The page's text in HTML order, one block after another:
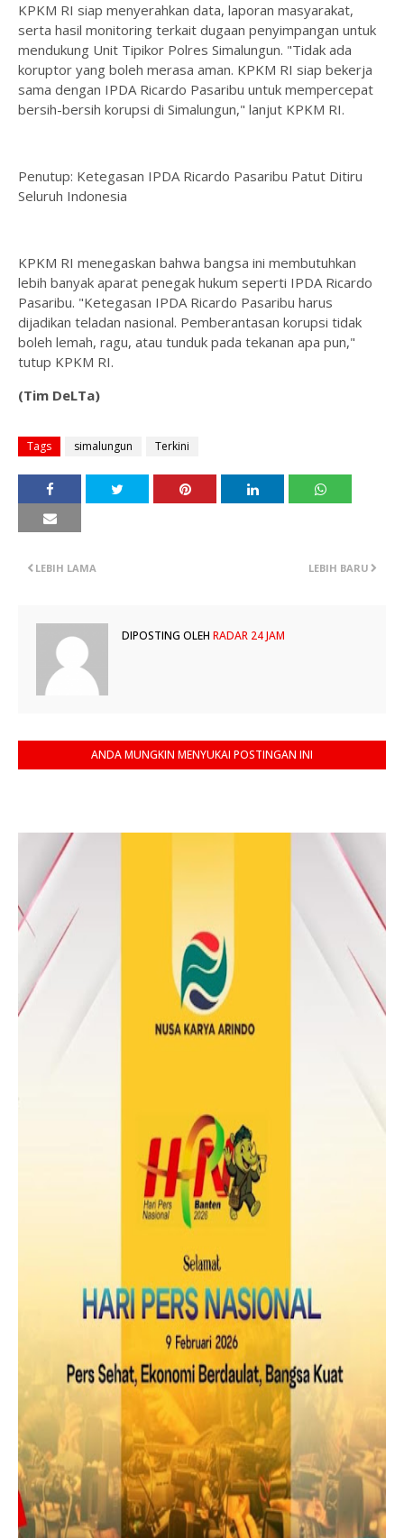
KPKM RI siap menyerahkan data, laporan masyarakat,
serta hasil monitoring terkait dugaan penyimpangan untuk
mendukung Unit Tipikor Polres Simalungun. "Tidak ada
koruptor yang boleh merasa aman. KPKM RI siap bekerja
sama dengan IPDA Ricardo Pasaribu untuk mempercepat
bersih-bersih korupsi di Simalungun," lanjut KPKM RI.
Penutup: Ketegasan IPDA Ricardo Pasaribu Patut Ditiru
Seluruh Indonesia
KPKM RI menegaskan bahwa bangsa ini membutuhkan
lebih banyak aparat penegak hukum seperti IPDA Ricardo
Pasaribu. "Ketegasan IPDA Ricardo Pasaribu harus
dijadikan teladan nasional. Pemberantasan korupsi tidak
boleh lemah, ragu, atau tunduk pada tekanan apa pun,"
tutup KPKM RI.
(Tim DeLTa)
Tags simalungun Terkini
LEBIH BARU
LEBIH LAMA
DIPOSTING OLEH RADAR 24 JAM
ANDA MUNGKIN MENYUKAI POSTINGAN INI